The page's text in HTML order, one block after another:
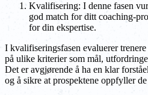
Kvalifisering: I denne fasen
god match for ditt coaching-
for din ekspertise.
I kvalifiseringsfasen evaluerer
på ulike kriterier som mål,
Det er avgjørende å ha en klar
og å sikre at prospektene oppfyller